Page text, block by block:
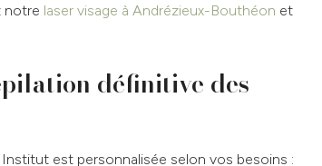
notre laser visage à Andrézieux-Bouthéon et
définitive des
est personnalisée selon vos besoins :